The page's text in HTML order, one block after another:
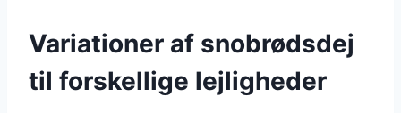
Variationer af snobrødsdej
til forskellige lejligheder